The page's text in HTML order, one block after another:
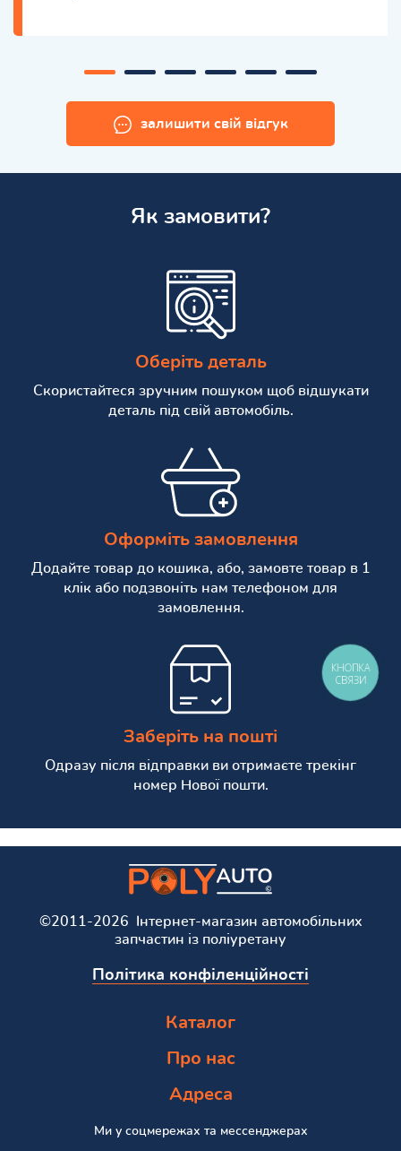
залишити свій відгук
Як замовити?
Оберіть деталь
Скористайтеся зручним пошуком щоб відшукати
деталь під свій автомобіль.
Оформіть замовлення
Додайте товар до кошика, або, замовте товар в 1
клік або подзвоніть нам телефоном для
замовлення.
Заберіть на пошті
Одразу після відправки ви отримаєте трекінг
номер Нової пошти.
©2011-2026 Інтернет-магазин автомобільних
запчастин із поліуретану
Політика конфіленційності
Каталог
Про нас
Адреса
Ми у соцмережах та мессенджерах
КНОПКА
СВЯЗИ